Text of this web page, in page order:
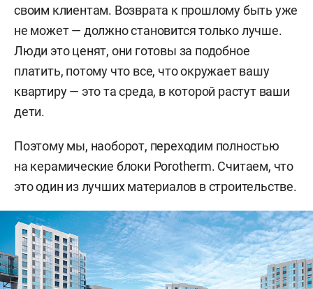
своим клиентам. Возврата к прошлому быть уже
не может — должно становится только лучше.
Люди это ценят, они готовы за подобное
платить, потому что все, что окружает вашу
квартиру — это та среда, в которой растут ваши
дети.
Поэтому мы, наоборот, переходим полностью
на керамические блоки Porotherm. Считаем, что
это один из лучших материалов в строительстве.